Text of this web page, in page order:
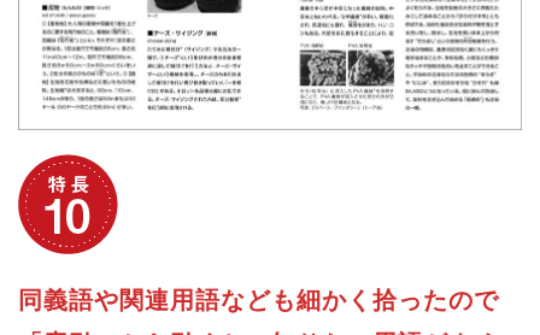
同義語や関連用語なども細かく拾ったので